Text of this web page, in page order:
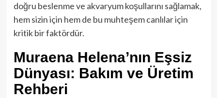
doğru beslenme ve akvaryum koşullarını sağlamak,
hem sizin için hem de bu muhteşem canlılar için
kritik bir faktördür.
Muraena Helena’nın Eşsiz
Dünyası: Bakım ve Üretim
Rehberi